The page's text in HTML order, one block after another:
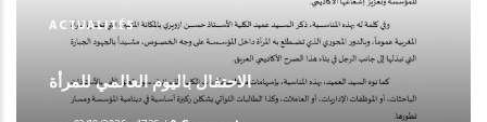
ACTUALITÉS
الاحتفال باليوم العالمي للمرأة